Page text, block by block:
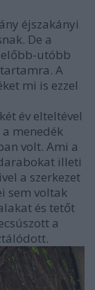
éjszakányi
De a
utóbb
A
mi is ezzel
év elteltével
menedék
volt. Ami a
illeti
a szerkezet
sem voltak
és tetőt
a